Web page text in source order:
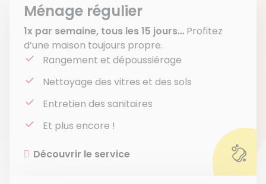
Ménage régulier
1x par semaine, tous les 15 jours… Profitez
d’une maison toujours propre.
Rangement et dépoussiérage
Nettoyage des vitres et des sols
Entretien des sanitaires
Et plus encore !
Découvrir le service